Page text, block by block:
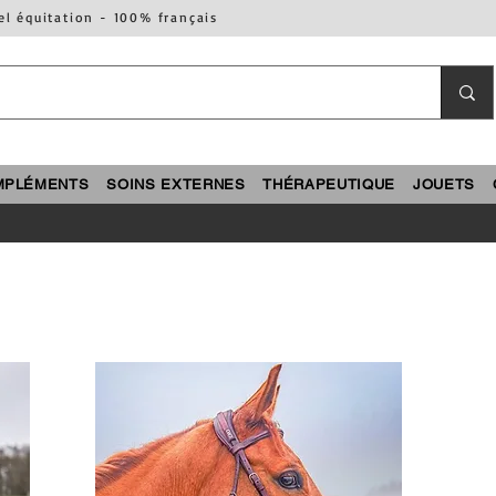
équitation - 100% français
SOINS EXTERNES THÉRAPEUTIQUE JOUETS